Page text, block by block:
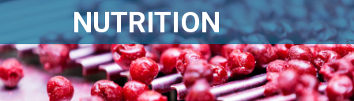
NUTRITION